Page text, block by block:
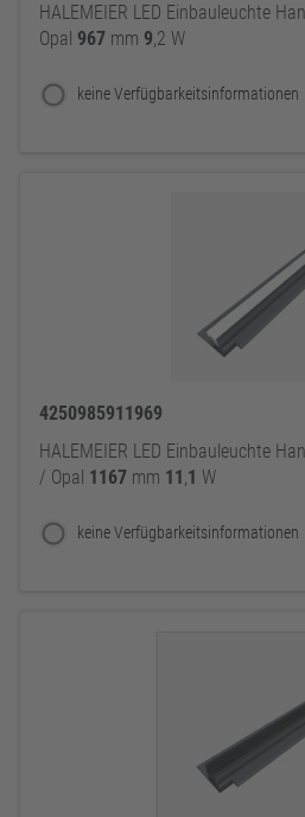
HALEMEIER LED Einbauleuchte
Opal 967 mm 9,2 W
keine Verfügbarkeitsinformationen
4250985911969
HALEMEIER LED Einbauleuchte
/ Opal 1167 mm 11,1 W
keine Verfügbarkeitsinformationen